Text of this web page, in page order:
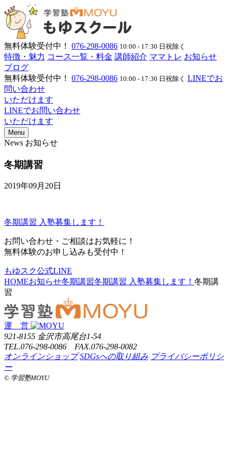
無料体験受付中！ 076-298-0086 10:00 - 17:30 日祝除く
特徴・魅力 コース一覧・料金 講師紹介 ママトレ お知らせ
ブログ
無料体験受付中！
076-298-0086 10:00 - 17:30 日祝除く LINEでお
問い合わせ
いただけます
LINEでお問い合わせ
いただけます
Menu
News お知らせ
冬期講習
2019年09月20日
冬期講習 入塾募集します！
お問い合わせ・ご相談はお気軽に！
無料体験のお申し込みも受付中！
もゆスク公式LINE
HOMEお知らせ冬期講習冬期講習 入塾募集します！ 冬期講
習
運 営
921-8155 金沢市高尾台1-54
TEL.076-298-0086 FAX.076-298-0082
オンラインショップ SDGsへの取り組み プライバシーポリシ
ー
©️ 学習塾MOYU